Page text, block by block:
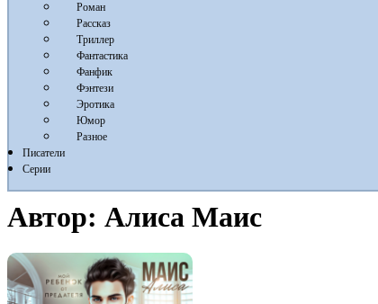
Роман
Рассказ
Триллер
Фантастика
Фанфик
Фэнтези
Эротика
Юмор
Разное
Писатели
Серии
Автор: Алиса Маис